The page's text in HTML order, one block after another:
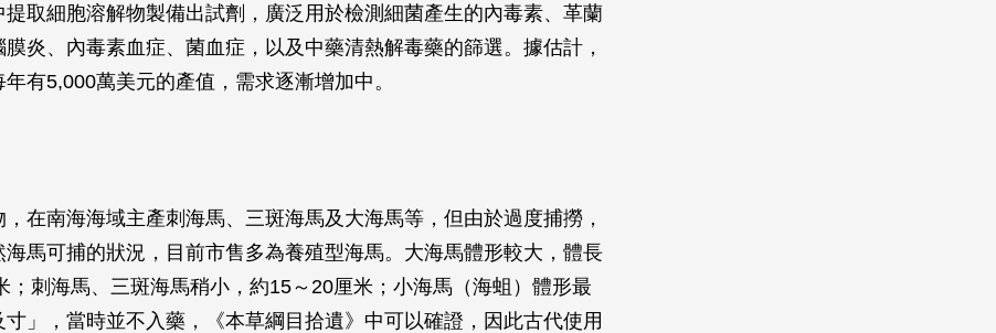
提取細胞溶解物製備出試劑，廣泛用於檢測細菌產生的內毒素、革蘭
膜炎、內毒素血症、菌血症，以及中藥清熱解毒藥的篩選。據估計，
有5,000萬美元的產值，需求逐漸增加中。
，在南海海域主產刺海馬、三斑海馬及大海馬等，但由於過度捕撈，
海馬可捕的狀況，目前市售多為養殖型海馬。大海馬體形較大，體長
；刺海馬、三斑海馬稍小，約15～20厘米；小海馬（海蛆）體形最
」，當時並不入藥，《本草綱目拾遺》中可以確證，因此古代使用